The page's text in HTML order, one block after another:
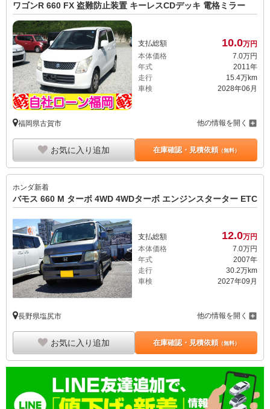
ワゴンR 660 FX 盗難防止装置 キーレスCDデッキ 電格ミラー
支払総額 10.0万円
本体価格
7. 0万円
年式
2011年
走行
15.4万km
車検
2028年06月
福岡県古賀市 他の情報を開く
お気に入り追加 在庫確認・見積依頼（無料）
ホンダ新着
バモス 660 M ターボ 4WD 4WDターボ エンジンスターター ETC
支払総額 12.0万円
本体価格
7.0万円
年式
2007年
走行
30.2万km
車検
2027年09月
長野県塩尻市 他の情報を開く
お気に入り追加 在庫確認・見積依頼（無料）